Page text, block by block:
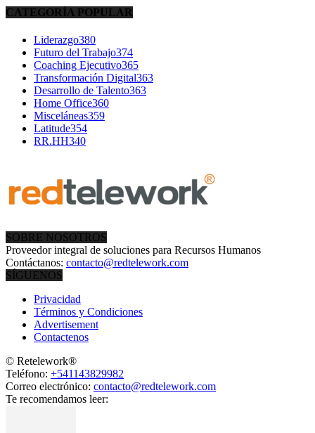
CATEGORÍA POPULAR
Liderazgo380
Futuro del Trabajo374
Coaching Ejecutivo365
Transformación Digital363
Desarrollo de Talento363
Home Office360
Misceláneas359
Latitude354
RR.HH340
SOBRE NOSOTROS
Proveedor integral de soluciones para Recursos Humanos
Contáctanos: contacto@redtelework.com
SÍGUENOS
Privacidad
Términos y Condiciones
Advertisement
Contactenos
© Retelework®
Teléfono: +541143829982
Correo electrónico: contacto@redtelework.com
Te recomendamos leer: